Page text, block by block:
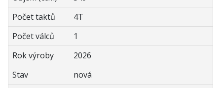
Počet taktů
4T
Počet válců
1
Rok výroby
2026
Stav
nová